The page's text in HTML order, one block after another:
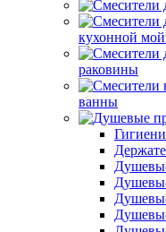
кухонной
раковины
ванны